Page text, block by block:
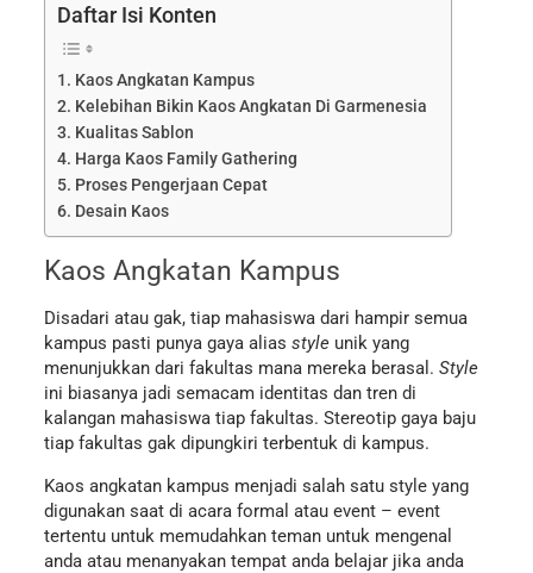
Daftar Isi Konten
Kaos Angkatan Kampus
Kelebihan Bikin Kaos Angkatan Di Garmenesia
Kualitas Sablon
Harga Kaos Family Gathering
Proses Pengerjaan Cepat
Desain Kaos
Kaos Angkatan Kampus
Disadari atau gak, tiap mahasiswa dari hampir semua
kampus pasti punya gaya alias styleunik yang
menunjukkan dari fakultas mana mereka berasal. Style
ini biasanya jadi semacam identitas dan tren di
kalangan mahasiswa tiap fakultas. Stereotip gaya baju
tiap fakultas gak dipungkiri terbentuk di kampus.
Kaos angkatan kampus menjadi salah satu style yang
digunakan saat di acara formal atau event – event
tertentu untuk memudahkan teman untuk mengenal
anda atau menanyakan tempat anda belajar jika anda